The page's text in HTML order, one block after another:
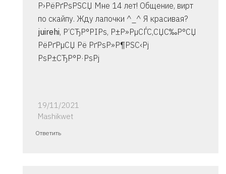
Р›РёРґРѕРЅСЏ Мне 14 лет! Общение, вирт
по скайпу. Жду лапочки ^_^ Я красивая?
juirehi, Р‘СЂР°РІРѕ, Р±Р»РµСЃС‚СЏС‰Р°СЏ
РёРґРµСЏ Рё РґРѕР»Р¶РЅС‹Рј
РѕР±СЂР°Р·РѕРј
19/11/2021
Mashikwet
Ответ
Ответить